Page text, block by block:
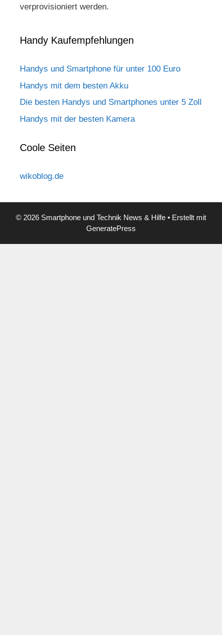
verprovisioniert werden.
Handy Kaufempfehlungen
Handys und Smartphone für unter 100 Euro
Handys mit dem besten Akku
Die besten Handys und Smartphones unter 5 Zoll
Handys mit der besten Kamera
Coole Seiten
wikoblog.de
© 2026 Smartphone und Technik News & Hilfe • Erstellt mit
GeneratePress